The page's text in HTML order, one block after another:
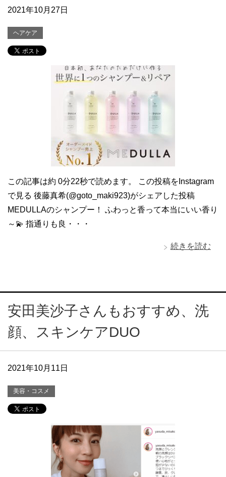
2021年10月27日
ヘアケア
この記事は約 0分22秒で読めます。 この投稿をInstagram
で見る 後藤真希(@goto_maki923)がシェアした投稿
MEDULLAのシャンプー！ ふわっと香って本当にいい香り
～💫 指通りも良・・・
続きを読む
安田美沙子さんもおすすめ、洗
顔、スキンケアDUO
2021年10月11日
美容・コスメ